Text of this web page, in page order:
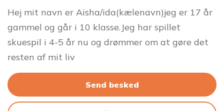
Hej mit navn er Aisha/ida(kælenavn)jeg er 17 år
gammel og går i 10 klasse.Jeg har spillet
skuespil i 4-5 år nu og drømmer om at gøre det
resten af mit liv
Send besked